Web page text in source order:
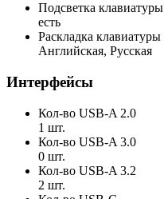
Подсветка клавиатуры
есть
Раскладка клавиатуры
Английская, Русская
Интерфейсы
Кол-во USB-A 2.0
1 шт.
Кол-во USB-A 3.0
0 шт.
Кол-во USB-A 3.2
2 шт.